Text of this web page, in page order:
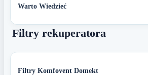
Warto Wiedzieć
Filtry rekuperatora
Filtry Komfovent Domekt